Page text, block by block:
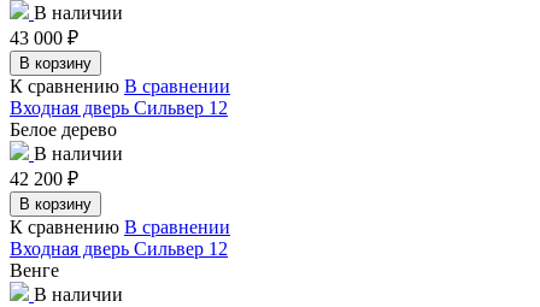
В наличии
43 000 ₽
В корзину
К сравнению В сравнении
Входная дверь Сильвер 12
Белое дерево
В наличии
42 200 ₽
В корзину
К сравнению В сравнении
Входная дверь Сильвер 12
Венге
В наличии